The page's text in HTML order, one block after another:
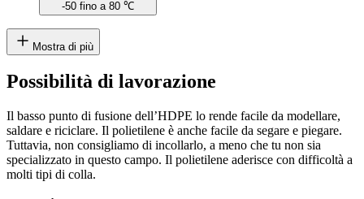
-50 fino a 80 ℃
Mostra di più
Possibilità di lavorazione
Il basso punto di fusione dell’HDPE lo rende facile da modellare,
saldare e riciclare. Il polietilene è anche facile da segare e piegare.
Tuttavia, non consigliamo di incollarlo, a meno che tu non sia
specializzato in questo campo. Il polietilene aderisce con difficoltà a
molti tipi di colla.